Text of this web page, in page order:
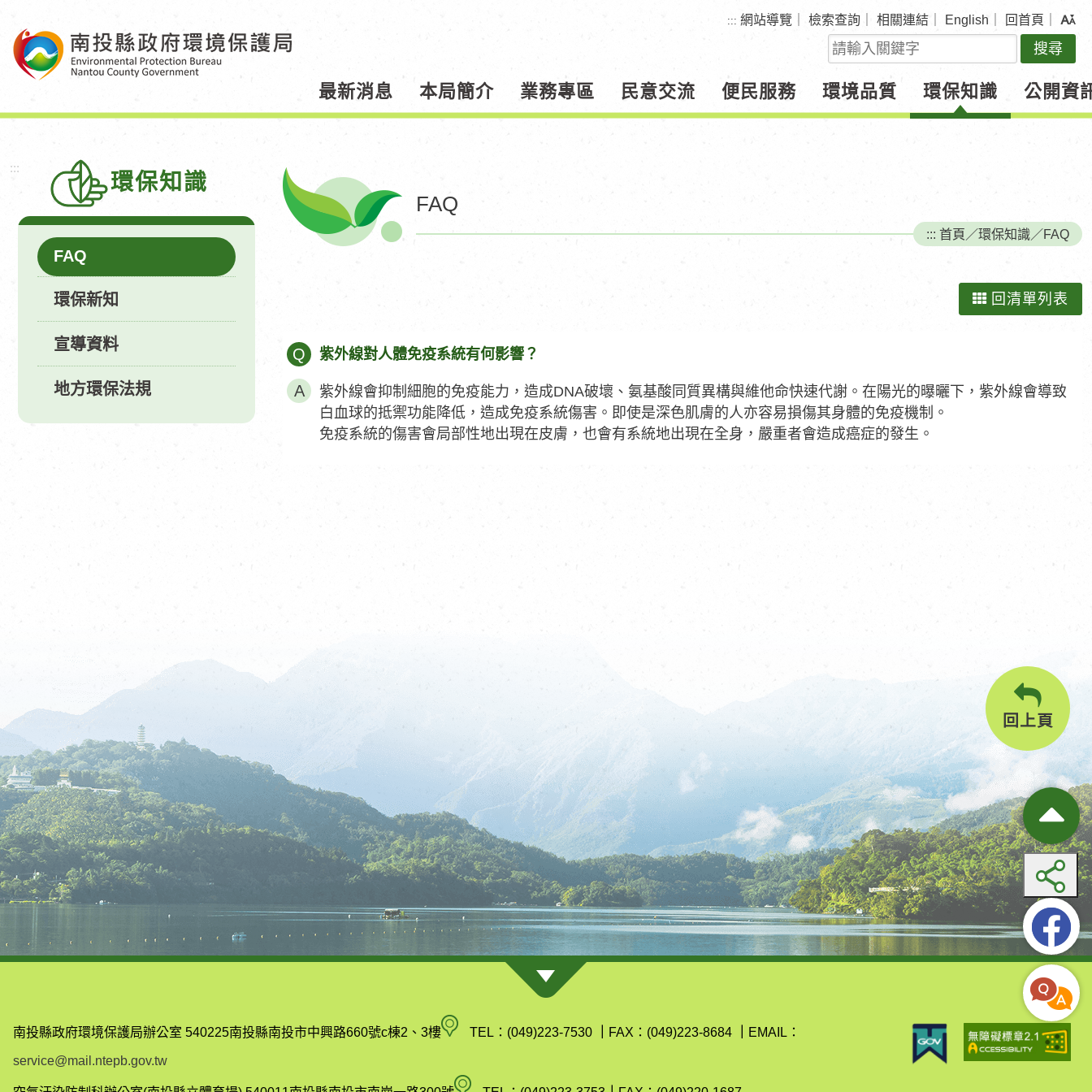
主
容
塊
::: 網站導覽 檢索查詢 相關連結 English 回首頁
關
鍵
字
查
詢
最新消息 本局簡介 業務專區 民意交流 便民服務 環境品質 環保知識 公開資
:::
環保知識
FAQ
環保新知
宣導資料
地方環保法規
FAQ
::: 首頁 ／環保知識／FAQ
回清單列表
Q 紫外線對人體免疫系統有何影響？
紫外線會抑制細胞的免疫能力，造成DNA破壞、氨基酸同質異構與維他命快速代謝。在陽光的曝曬下，紫外線會導致
白血球的抵禦功能降低，造成免疫系統傷害。即使是深色肌膚的人亦容易損傷其身體的免疫機制。
免疫系統的傷害會局部性地出現在皮膚，也會有系統地出現在全身，嚴重者會造成癌症的發生。
回上頁
南投縣政府環境保護局辦公室 540225南投縣南投市中興路660號c棟2、3樓南
縣
TEL：(049)223-7530 FAX：(049)223-8684 EMAIL：
service@mail.ntepb.gov.tw
空